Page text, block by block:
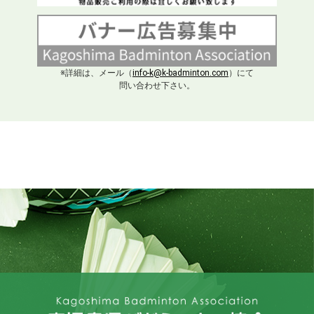
※詳細は、メール（info-k@k-badminton.com ）にて
問い合わせ下さい。